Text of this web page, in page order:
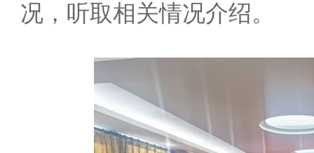
况，听取相关情况介绍。